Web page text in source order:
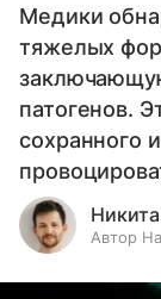
Медики
тяжелых
патогенов.
сохранного
Автор